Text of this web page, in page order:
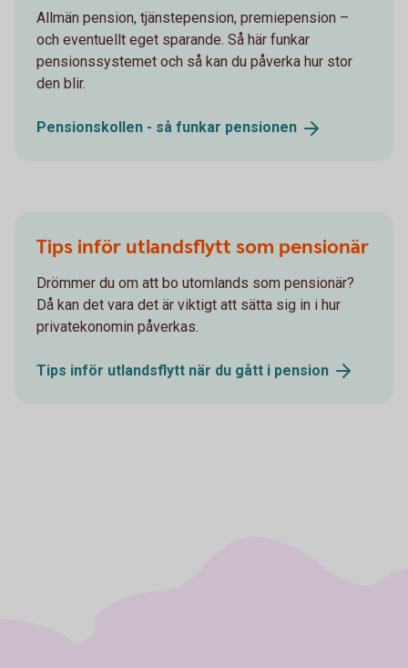
Allmän pension, tjänstepension, premiepension –
och eventuellt eget sparande. Så här funkar
pensionssystemet och så kan du påverka hur stor
den blir.
Pensionskollen - så funkar pensionen
Tips inför utlandsflytt som pensionär
Drömmer du om att bo utomlands som pensionär?
Då kan det vara det är viktigt att sätta sig in i hur
privatekonomin påverkas.
Tips inför utlandsflytt när du gått i pension